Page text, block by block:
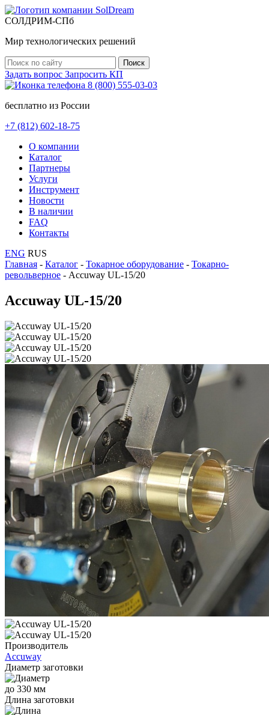
СОЛДРИМ-СПб
Мир технологических решений
Задать вопрос Запросить КП
8 (800) 555-03-03
бесплатно из России
+7 (812) 602-18-75
O компании
Каталог
Партнеры
Услуги
Инструмент
Новости
В наличии
FAQ
Контакты
ENG RUS
Главная - Каталог - Токарное оборудование - Токарно-
револьверное - Accuway UL-15/20
Accuway UL-15/20
Производитель
Accuway
Диаметр заготовки
до 330 мм
Длина заготовки